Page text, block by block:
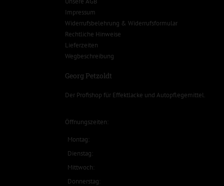
Impressum
Widerrufsbelehrung & Widerrufsformular
Rechtliche Hinweise
Lieferzeiten
Wegbeschreibung
Georg Petzoldt
Der Profishop für Effektlacke und Autopflegemittel.
Öffnungszeiten:
Montag:
Dienstag:
Mittwoch:
Donnerstag: